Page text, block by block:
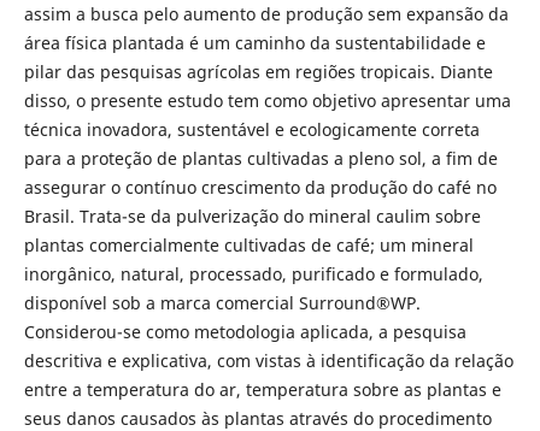
assim a busca pelo aumento de produção sem expansão da
área física plantada é um caminho da sustentabilidade e
pilar das pesquisas agrícolas em regiões tropicais. Diante
disso, o presente estudo tem como objetivo apresentar uma
técnica inovadora, sustentável e ecologicamente correta
para a proteção de plantas cultivadas a pleno sol, a fim de
assegurar o contínuo crescimento da produção do café no
Brasil. Trata-se da pulverização do mineral caulim sobre
plantas comercialmente cultivadas de café; um mineral
inorgânico, natural, processado, purificado e formulado,
disponível sob a marca comercial Surround®WP.
Considerou-se como metodologia aplicada, a pesquisa
descritiva e explicativa, com vistas à identificação da relação
entre a temperatura do ar, temperatura sobre as plantas e
seus danos causados às plantas através do procedimento